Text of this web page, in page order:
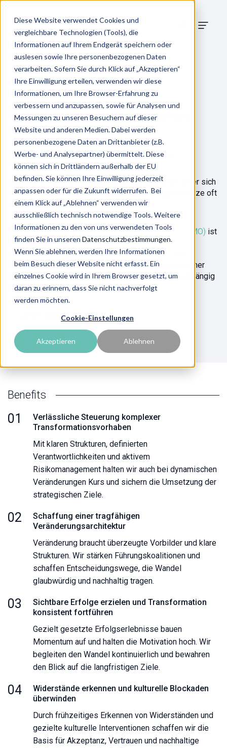
Diese Website verwendet Cookies und
vergleichbare Technologien (Tools), die
Informationen auf Ihrem Endgerät speichern oder
auslesen sowie Ihre personenbezogenen Daten
verarbeiten. Sofern Sie durch Klick auf „Akzeptieren“
Ihre Einwilligung erteilen, verwenden wir diese
Informationen, um Ihre Browser-Erfahrung zu
verbessern und anzupassen, sowie für Analysen und
Messungen zu unseren Besuchern auf dieser
Website und anderen Medien. Dabei werden
personenbezogene Daten an Drittanbieter (z.B.
Werbe- und Analysepartner) übermittelt. Diese
können sich in Drittländern außerhalb der EU
befinden. Sie können Ihre Einwilligung jederzeit
anpassen oder für die Zukunft widerrufen. Bei
einem Klick auf „Ablehnen“ verwenden wir
ausschließlich technisch notwendige Tools. Weitere
Informationen zu den von uns verwendeten Tools
finden Sie in unseren Datenschutzbestimmungen.
Wenn Sie ablehnen, werden Ihre Informationen
beim Besuch dieser Website nicht erfasst. Ein
einzelnes Cookie wird in Ihrem Browser gesetzt, um
daran zu erinnern, dass Sie nicht nachverfolgt
werden möchten.
Cookie-Einstellungen
Akzeptieren Ablehnen
Übersicht Beratung / 360° People Ecosystem
/ Change Embracing People
People Transformation Management
Office (PTMO)
Transformation braucht einen Co-Piloten, keinen
Fremdsteuerer.
Wenn Unternehmen wachsen, sich neu ausrichten oder sich
verändern müssen, geraten klassische Change-Ansätze oft
an ihre Grenzen.
DasPeople Transformation Management Office (PTMO) ist
unser Antwort darauf:
Ein flexibler, integrierter "Co-Pilot" im Change- und
Projektmanagement, der Eure Veränderungsreise sicher
begleitet – und Eure Organisation stärkt, statt sie abhängig
zu machen.
Jetzt damit loslegen!
Benefits
01
Verlässliche Steuerung komplexer
Transformationsvorhaben
Mit klaren Strukturen, definierten
Verantwortlichkeiten und aktivem
Risikomanagement halten wir auch bei dynamischen
Veränderungen Kurs und sichern die Umsetzung der
strategischen Ziele.
02
Schaffung einer tragfähigen
Veränderungsarchitektur
Veränderung braucht überzeugte Vorbilder und klare
Strukturen. Wir stärken Führungskoalitionen und
schaffen Entscheidungswege, die Wandel
glaubwürdig und nachhaltig tragen.
03
Sichtbare Erfolge erzielen und Transformation
konsistent fortführen
Gezielt gesetzte Erfolgserlebnisse bauen
Momentum auf und halten die Motivation hoch. Wir
begleiten den Wandel kontinuierlich und bewahren
den Blick auf die langfristigen Ziele.
04
Widerstände erkennen und kulturelle Blockaden
überwinden
Durch frühzeitiges Erkennen von Widerständen und
gezielte kulturelle Interventionen schaffen wir die
Basis für Akzeptanz, Vertrauen und nachhaltige